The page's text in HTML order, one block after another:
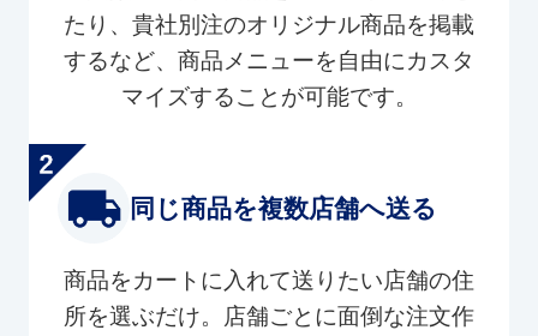
たり、貴社別注のオリジナル商品を掲載
するなど、商品メニューを自由にカスタ
マイズすることが可能です。
同じ商品を複数店舗へ送る
商品をカートに入れて送りたい店舗の住
所を選ぶだけ。店舗ごとに面倒な注文作